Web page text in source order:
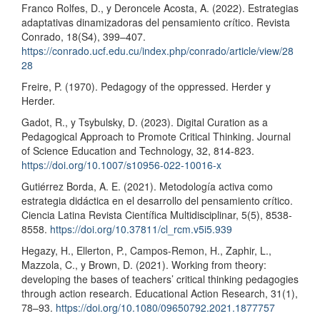
Franco Rolfes, D., y Deroncele Acosta, A. (2022). Estrategias
adaptativas dinamizadoras del pensamiento crítico. Revista
Conrado, 18(S4), 399–407.
https://conrado.ucf.edu.cu/index.php/conrado/article/view/28
28
Freire, P. (1970). Pedagogy of the oppressed. Herder y
Herder.
Gadot, R., y Tsybulsky, D. (2023). Digital Curation as a
Pedagogical Approach to Promote Critical Thinking. Journal
of Science Education and Technology, 32, 814-823.
https://doi.org/10.1007/s10956-022-10016-x
Gutiérrez Borda, A. E. (2021). Metodología activa como
estrategia didáctica en el desarrollo del pensamiento crítico.
Ciencia Latina Revista Científica Multidisciplinar, 5(5), 8538-
8558. https://doi.org/10.37811/cl_rcm.v5i5.939
Hegazy, H., Ellerton, P., Campos-Remon, H., Zaphir, L.,
Mazzola, C., y Brown, D. (2021). Working from theory:
developing the bases of teachers’ critical thinking pedagogies
through action research. Educational Action Research, 31(1),
78–93. https://doi.org/10.1080/09650792.2021.1877757